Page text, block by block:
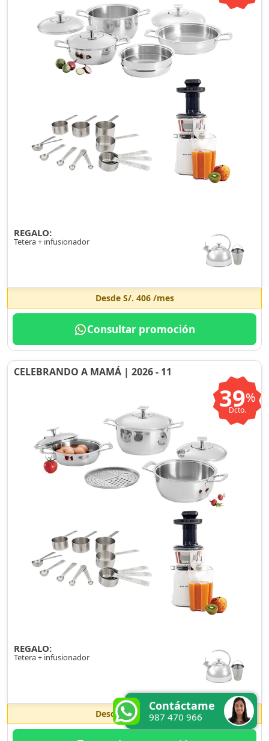
REGALO:
Tetera + infusionador
Desde S/. 406/mes
Consultar promoción
CELEBRANDO A MAMÁ | 2026 - 11
39%
Dcto.
REGALO:
Tetera + infusionador
DesdeS/. 406/mes
Contáctame
987 470 966